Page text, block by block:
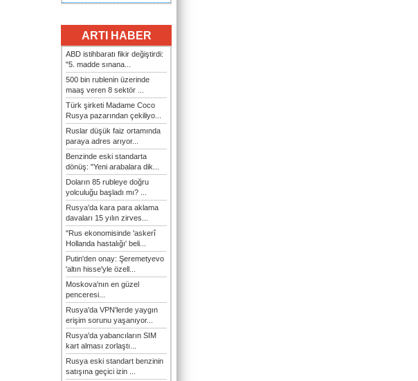
ARTI HABER
ABD istihbaratı fikir değiştirdi:
"5. madde sınana...
500 bin rublenin üzerinde
maaş veren 8 sektör ...
Türk şirketi Madame Coco
Rusya pazarından çekiliyo...
Ruslar düşük faiz ortamında
paraya adres arıyor...
Benzinde eski standarta
dönüş: "Yeni arabalara dik...
Doların 85 rubleye doğru
yolculuğu başladı mı? ...
Rusya'da kara para aklama
davaları 15 yılın zirves...
"Rus ekonomisinde 'askerî
Hollanda hastalığı' beli...
Putin'den onay: Şeremetyevo
'altın hisse'yle özell...
Moskova'nın en güzel
penceresi...
Rusya'da VPN'lerde yaygın
erişim sorunu yaşanıyor...
Rusya'da yabancıların SIM
kart alması zorlaştı...
Rusya eski standart benzinin
satışına geçici izin ...